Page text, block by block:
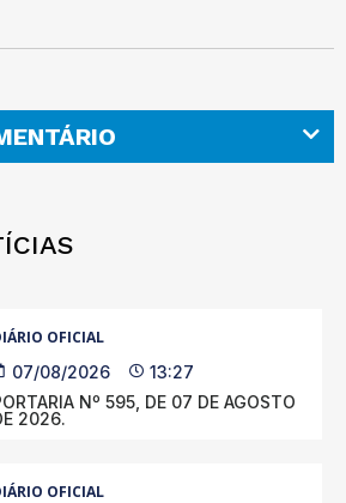
OFICIAL
07/08/2026
13:27
Nº 595, DE 07 DE AGOSTO
2026.
OFICIAL